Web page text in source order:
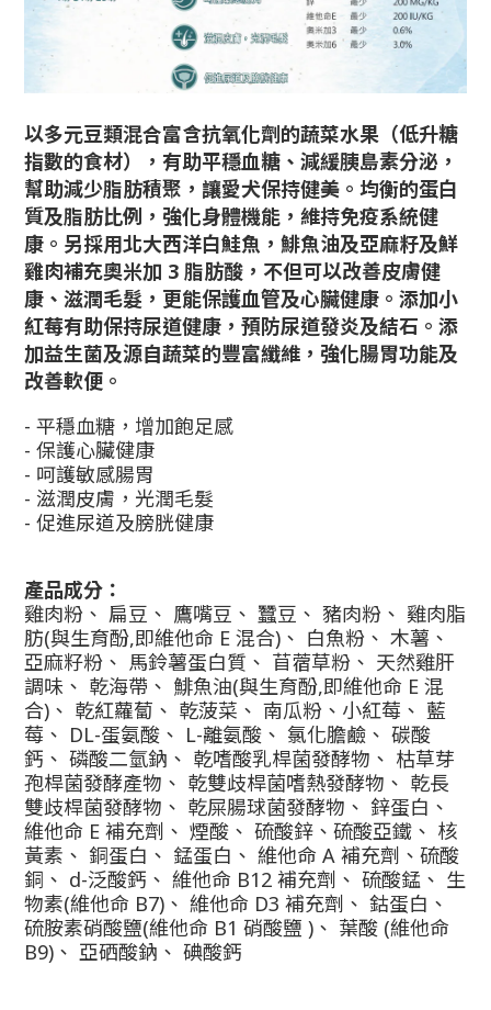
以多元豆類混合富含抗氧化劑的蔬菜水果（低升糖
指數的食材）
，有助平穩血糖、 減緩胰島素分泌，
幫助減少脂肪積聚， 讓愛犬保持健美。 均衡的蛋白
質及脂肪比例，強化身體機能， 維持免疫系統健
康。 另採用北大西洋白鮭魚， 鯡魚油及亞麻籽及鮮
雞肉補充奧米加 3 脂肪酸，不但可以改善皮膚健
康、 滋潤毛髮，更能保護血管及心臟健康。 添加小
紅莓有助保持尿道健康，預防尿道發炎及結石。 添
加益生菌及源自蔬菜的豐富纖維，強化腸胃功能及
改善軟便。
- 平穩血糖，增加飽足感
- 保護心臟健康
- 呵護敏感腸胃
- 滋潤皮膚，光潤毛髮
- 促進尿道及膀胱健康
產品成分：
雞肉粉、 扁豆、 鷹嘴豆、 蠶豆、 豬肉粉、 雞肉脂
肪(與生育酚,即維他命 E 混合)、 白魚粉、 木薯、
亞麻籽粉、 馬鈴薯蛋白質、 苜蓿草粉、 天然雞肝
調味、 乾海帶、 鯡魚油(與生育酚,即維他命 E 混
合)、 乾紅蘿蔔、 乾菠菜、 南瓜粉、小紅莓、 藍
莓、 DL-蛋氨酸、 L-離氨酸、 氯化膽鹼、 碳酸
鈣、 磷酸二氫鈉、 乾嗜酸乳桿菌發酵物、 枯草芽
孢桿菌發酵產物、 乾雙歧桿菌嗜熱發酵物、 乾長
雙歧桿菌發酵物、 乾屎腸球菌發酵物、 鋅蛋白、
維他命 E 補充劑、 煙酸、 硫酸鋅、硫酸亞鐵、 核
黃素、 銅蛋白、 錳蛋白、 維他命 A 補充劑、硫酸
銅、 d-泛酸鈣、 維他命 B12 補充劑、 硫酸錳、 生
物素(維他命 B7)、 維他命 D3 補充劑、 鈷蛋白、
硫胺素硝酸鹽(維他命 B1 硝酸鹽 )、 葉酸 (維他命
B9)、 亞硒酸鈉、 碘酸鈣